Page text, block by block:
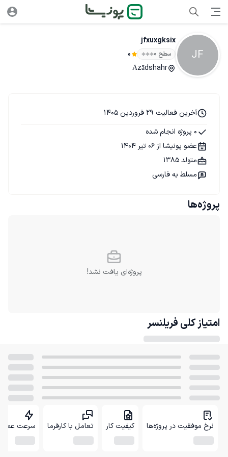
JF
jfxuxgksix
سطح ۰ 0
Āzādshahr
آخرین فعالیت 29 فروردین 1405
0 پروژه انجام شده
عضو پونیشا از 06 تیر 1404
متولد 1385
مسلط به فارسی
پروژه‌ها
پروژه‌ای یافت نشد!
امتیاز کلی فریلنسر
نرخ موفقیت در پروژه‌ها کیفیت کار تعامل با کارفرما سرعت عمل